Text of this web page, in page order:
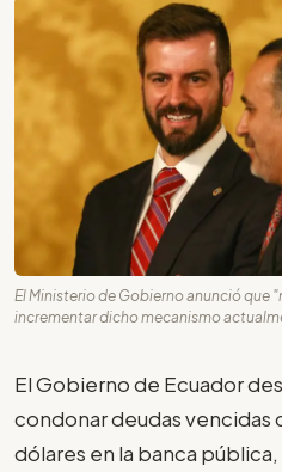
El Ministerio de Gobierno anunció que
incrementar dicho mecanismo
El Gobierno de Ecuador
condonar deudas
dólares en la banca